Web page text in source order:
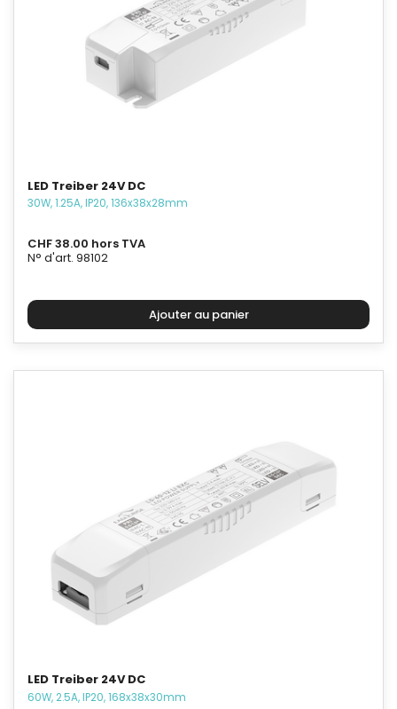
LED Treiber 24V DC
30W, 1.25A, IP20, 136x38x28mm
CHF 38.00 hors TVA
N° d'art. 98102
LED Treiber 24V DC
60W, 2.5A, IP20, 168x38x30mm